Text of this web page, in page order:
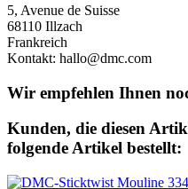
5, Avenue de Suisse
68110 Illzach
Frankreich
Kontakt: hallo@dmc.com
Wir empfehlen Ihnen
Kunden, die diesen
folgende Artikel bestellt: